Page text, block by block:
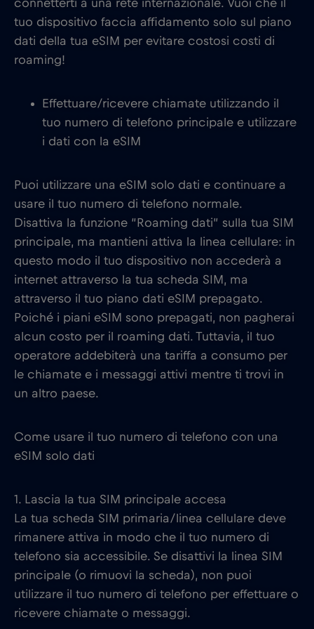
connetterti a una rete internazionale. Vuoi che il
tuo dispositivo faccia affidamento solo sul piano
dati della tua eSIM per evitare costosi costi di
roaming!
Effettuare/ricevere chiamate utilizzando il
tuo numero di telefono principale e utilizzare
i dati con la eSIM
Puoi utilizzare una eSIM solo dati e continuare a
usare il tuo numero di telefono normale.
Disattiva la funzione “Roaming dati” sulla tua SIM
principale, ma mantieni attiva la linea cellulare: in
questo modo il tuo dispositivo non accederà a
internet attraverso la tua scheda SIM, ma
attraverso il tuo piano dati eSIM prepagato.
Poiché i piani eSIM sono prepagati, non pagherai
alcun costo per il roaming dati. Tuttavia, il tuo
operatore addebiterà una tariffa a consumo per
le chiamate e i messaggi attivi mentre ti trovi in
un altro paese.
Come usare il tuo numero di telefono con una
eSIM solo dati
1. Lascia la tua SIM principale accesa
La tua scheda SIM primaria/linea cellulare deve
rimanere attiva in modo che il tuo numero di
telefono sia accessibile. Se disattivi la linea SIM
principale (o rimuovi la scheda), non puoi
utilizzare il tuo numero di telefono per effettuare o
ricevere chiamate o messaggi.